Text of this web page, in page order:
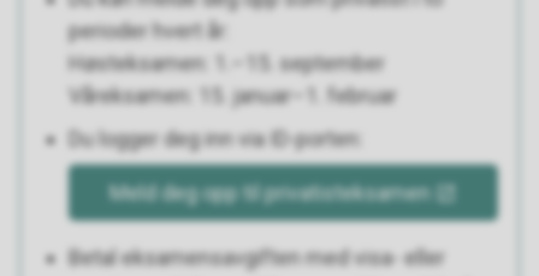
perioder hvert år:
Høsteksamen: 1.–15. september
Våreksamen: 15. januar–1. februar
Du logger deg inn via ID-porten:
Meld deg opp til privatisteksamen
Betal eksamensavgiften med visa- eller